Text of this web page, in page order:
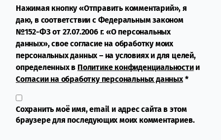
Нажимая кнопку «Отправить комментарий», я
даю, в соответствии с Федеральным законом
№152-ФЗ от 27.07.2006 г. «О персональных
данных», свое согласие на обработку моих
персональных данных – на условиях и для целей,
определенных в Политике конфиденциальностии
Согласии на обработку персональных данных*
Сохранить моё имя, email и адрес сайта в этом
браузере для последующих моих комментариев.